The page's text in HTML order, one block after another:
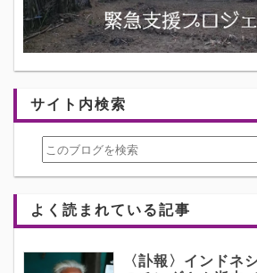
サイト内検索
よく読まれている記事
〈訃報〉インドネ